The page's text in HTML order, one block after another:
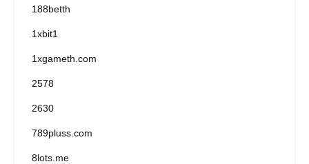
188betth
1xbit1
1xgameth.com
2578
2630
789pluss.com
8lots.me